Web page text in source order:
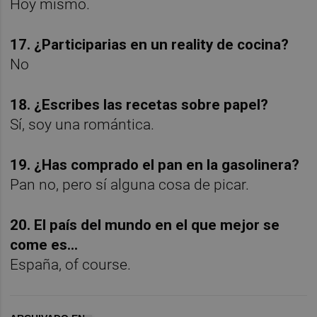
Hoy mismo.
17. ¿Participarias en un reality de cocina?
No
18. ¿Escribes las recetas sobre papel?
Sí, soy una romántica.
19. ¿Has comprado el pan en la gasolinera?
Pan no, pero sí alguna cosa de picar.
20. El país del mundo en el que mejor se
come es...
España, of course.